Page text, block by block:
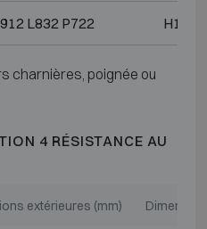
L832 P722
charnières, poignée ou
4 RÉSISTANCE AU
extérieures (mm)